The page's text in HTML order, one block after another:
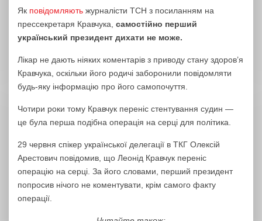
Як повідомляють журналісти ТСН з посиланням на
прессекретаря Кравчука, самостійно перший
український президент дихати не може.
Лікар не дають ніяких коментарів з приводу стану здоров’я
Кравчука, оскільки його родичі заборонили повідомляти
будь-яку інформацію про його самопочуття.
Чотири роки тому Кравчук переніс стентування судин —
це була перша подібна операція на серці для політика.
29 червня спікер української делегації в ТКГ Олексій
Арестович повідомив, що Леонід Кравчук переніс
операцію на серці. За його словами, перший президент
попросив нічого не коментувати, крім самого факту
операції.